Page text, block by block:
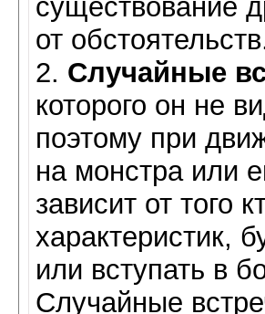
существование
от
2. Случайные
которого он не
поэтому при
на монстра или
зависит от того
характеристик,
или вступать в
Случайные